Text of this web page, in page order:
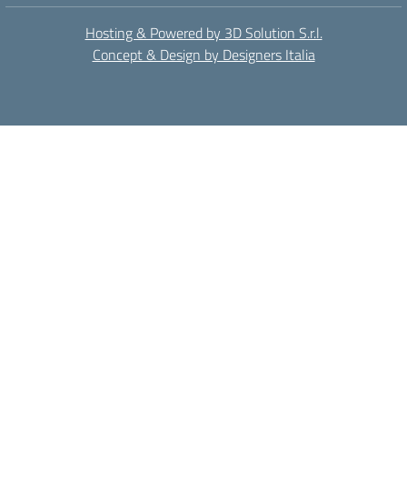
Hosting & Powered by 3D Solution S.r.l.
Concept & Design by Designers Italia